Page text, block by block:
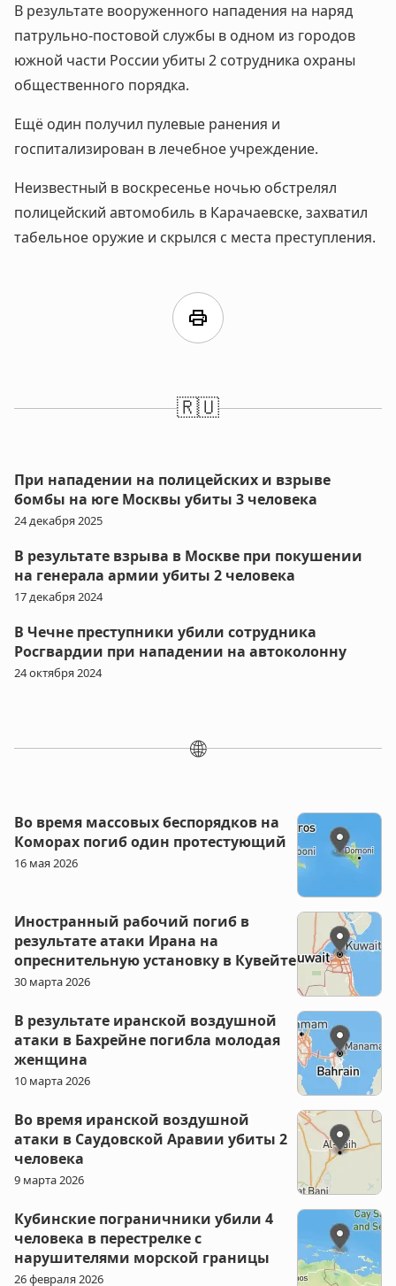
В результате вооруженного нападения на наряд
патрульно-постовой службы в одном из городов
южной части России убиты 2 сотрудника охраны
общественного порядка.
Ещё один получил пулевые ранения и
госпитализирован в лечебное учреждение.
Неизвестный в воскресенье ночью обстрелял
полицейский автомобиль в Карачаевске, захватил
табельное оружие и скрылся с места преступления.
print
🇷🇺
При нападении на полицейских и взрыве
бомбы на юге Москвы убиты 3 человека
24 декабря 2025
В результате взрыва в Москве при покушении
на генерала армии убиты 2 человека
17 декабря 2024
В Чечне преступники убили сотрудника
Росгвардии при нападении на автоколонну
24 октября 2024
🌐
Во время массовых беспорядков на
Коморах погиб один протестующий
16 мая 2026
Иностранный рабочий погиб в
результате атаки Ирана на
опреснительную установку в Кувейте
30 марта 2026
В результате иранской воздушной
атаки в Бахрейне погибла молодая
женщина
10 марта 2026
Во время иранской воздушной
атаки в Саудовской Аравии убиты 2
человека
9 марта 2026
Кубинские пограничники убили 4
человека в перестрелке с
нарушителями морской границы
26 февраля 2026